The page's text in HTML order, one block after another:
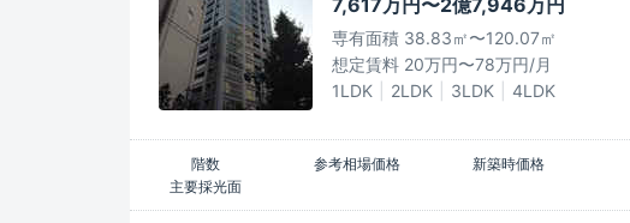
専有面積 38.83㎡〜120.07㎡
想定賃料 20万円〜78万円/月
1LDK
2LDK 3LDK 4LDK
階数 参考相場価格 新築時価格
主要採光面